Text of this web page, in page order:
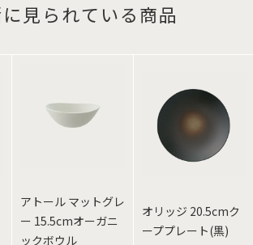
見られている商品
アトール マットグレ
ー 15.5cmオーガニ
ックボウル
オリッジ 20.5cmク
ーププレート(黒)